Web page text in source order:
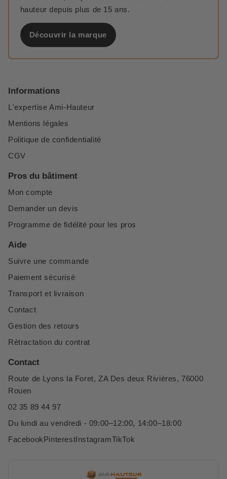
hauteur depuis plus de 15 ans.
Découvrir la marque
Informations
L'expertise Ami-Hauteur
Mentions légales
Politique de confidentialité
CGV
Pros du bâtiment
Mon compte
Demander un devis
Programme de fidélité pour les pros
Aide
Suivre une commande
Paiement sécurisé
Transport et livraison
Contact
Gestion des retours
Rétractation du contrat
Contact
Route de Lyons la Foret, ZA Des deux Rivières, 76000
Rouen
02 35 89 44 97
Du lundi au vendredi - 09:00–12:00, 14:00–18:00
FacebookPinterestInstagramTikTok